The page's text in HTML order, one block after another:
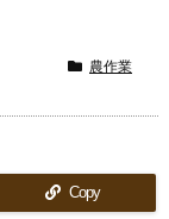
農作業
Copy